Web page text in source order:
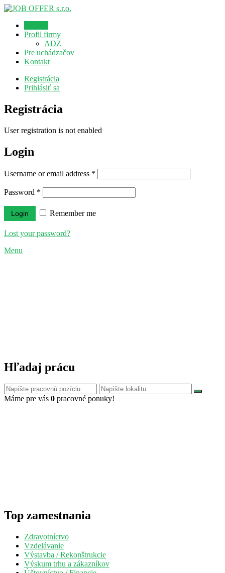
Profil firmy
ADZ
Pre uchádzačov
Kontakt
Registrácia
Prihlásiť sa
Registrácia
User registration is not enabled
Login
Username or email address *
Password *
Remember me
Lost your password?
Menu
Hľadaj prácu
Máme pre vás 0 pracovné ponuky!
Top zamestnania
Zdravotníctvo
Vzdelávanie
Výstavba / Rekonštrukcie
Výskum trhu a zákazníkov